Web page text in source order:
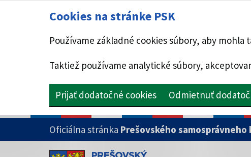
Cookies na stránke PSK
Používame základné cookies súbory, aby mohla
Taktiež používame analytické súbory,
Prijať dodatočné cookies Odmietnuť
PRESKOČIŤ NA HLAVNÝ OBSAH
Oficiálna stránka Prešovského samosprávneho